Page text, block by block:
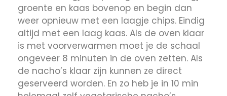
groente en kaas bovenop en begin dan
weer opnieuw met een laagje chips. Eindig
altijd met een laag kaas. Als de oven klaar
is met voorverwarmen moet je de schaal
ongeveer 8 minuten in de oven zetten. Als
de nacho’s klaar zijn kunnen ze direct
geserveerd worden. En zo heb je in 10 min